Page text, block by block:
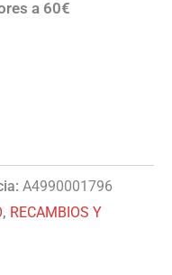
a 60€
A4990001796
, RECAMBIOS Y